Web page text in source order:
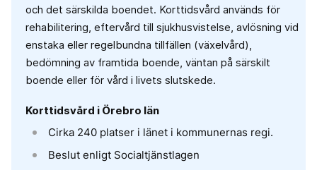
och det särskilda boendet. Korttidsvård används för
rehabilitering, eftervård till sjukhusvistelse, avlösning vid
enstaka eller regelbundna tillfällen (växelvård),
bedömning av framtida boende, väntan på särskilt
boende eller för vård i livets slutskede.
Korttidsvård i Örebro län
Cirka 240 platser i länet i kommunernas regi.
Beslut enligt Socialtjänstlagen